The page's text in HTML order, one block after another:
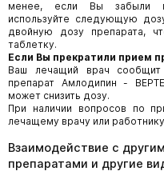
менее, если Вы забыли
используйте следующую
двойную дозу препарата,
таблетку.
Если Вы прекратили прием
Ваш лечащий врач
препарат Амлодипин -
может снизить дозу.
При наличии вопросов по
лечащему врачу или
Взаимодействие с
препаратами и другие